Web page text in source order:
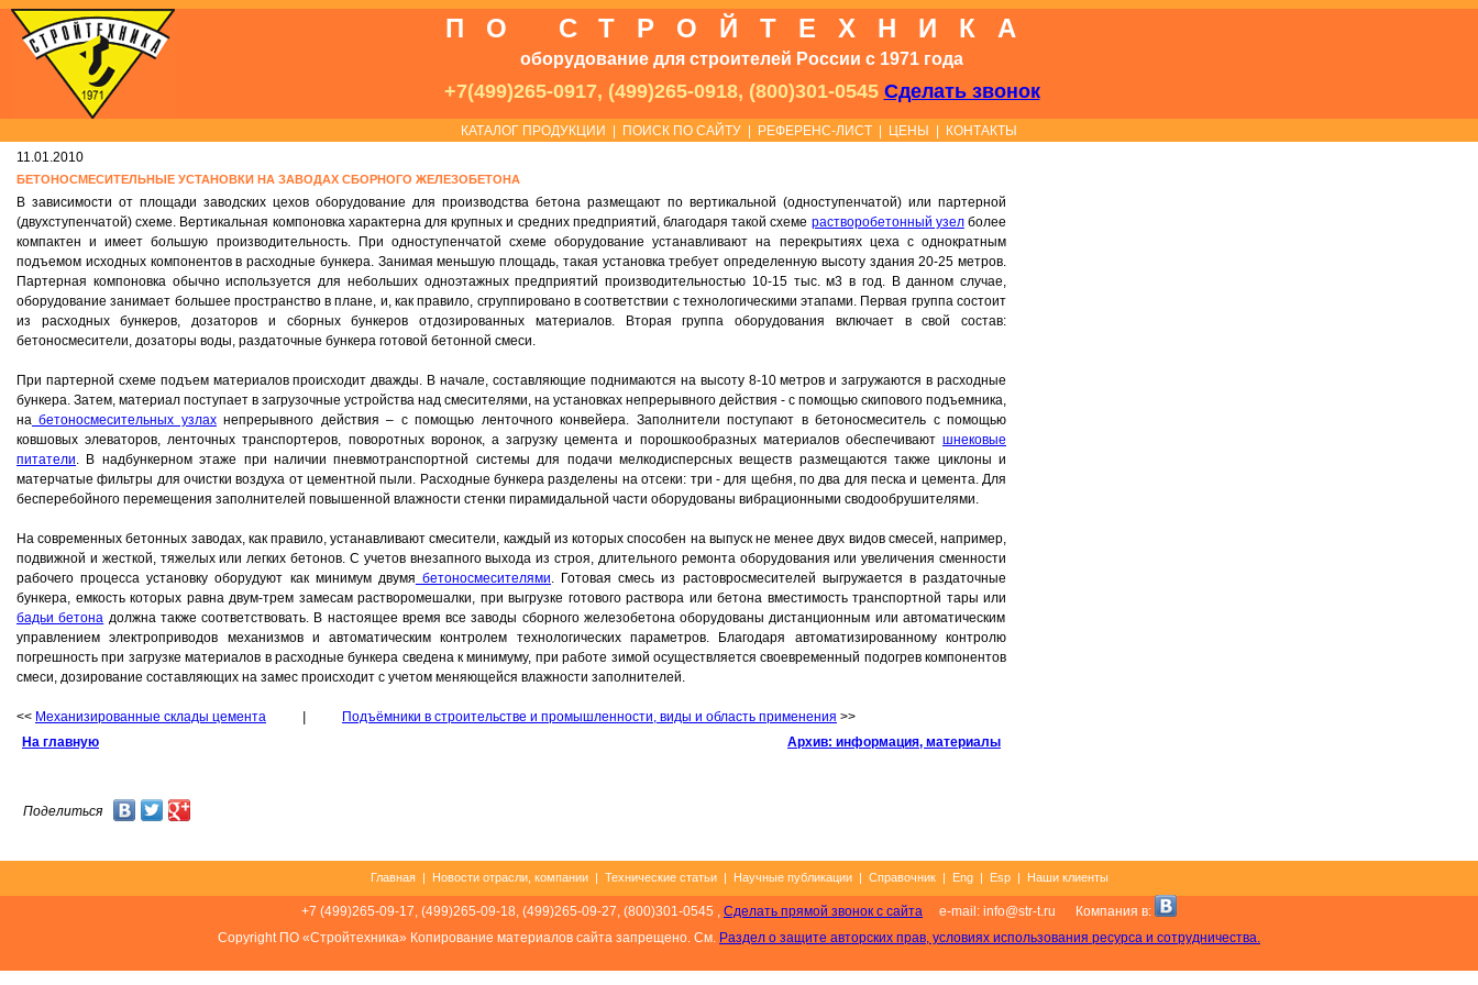
ПО СТРОЙТЕХНИКА
оборудование для строителей России с 1971 года
+7(499)265-0917, (499)265-0918, (800)301-0545 Сделать звонок
КАТАЛОГ ПРОДУКЦИИ ПОИСК ПО САЙТУ РЕФЕРЕНС-ЛИСТ ЦЕНЫ
КОНТАКТЫ
11.01.2010
БЕТОНОСМЕСИТЕЛЬНЫЕ УСТАНОВКИ НА ЗАВОДАХ СБОРНОГО ЖЕЛЕЗОБЕТОНА
В зависимости от площади заводских цехов оборудование для производства бетона размещают по вертикальной (одноступенчатой) или партерной
(двухступенчатой) схеме. Вертикальная компоновка характерна для крупных и средних предприятий, благодаря такой схеме растворобетонный узелболее
компактен и имеет большую производительность. При одноступенчатой схеме оборудование устанавливают на перекрытиях цеха с однократным
подъемом исходных компонентов в расходные бункера. Занимая меньшую площадь, такая установка требует определенную высоту здания 20-25 метров.
Партерная компоновка обычно используется для небольших одноэтажных предприятий производительностью 10-15 тыс. м3 в год. В данном случае,
оборудование занимает большее пространство в плане, и, как правило, сгруппировано в соответствии с технологическими этапами. Первая группа состоит
из расходных бункеров, дозаторов и сборных бункеров отдозированных материалов. Вторая группа оборудования включает в свой состав:
бетоносмесители, дозаторы воды, раздаточные бункера готовой бетонной смеси.
При партерной схеме подъем материалов происходит дважды. В начале, составляющие поднимаются на высоту 8-10 метров и загружаются в расходные
бункера. Затем, материал поступает в загрузочные устройства над смесителями, на установках непрерывного действия - с помощью скипового подъемника,
на бетоносмесительных узлахнепрерывного действия – с помощью ленточного конвейера. Заполнители поступают в бетоносмеситель с помощью
ковшовых элеваторов, ленточных транспортеров, поворотных воронок, а загрузку цемента и порошкообразных материалов обеспечивают шнековые
питатели. В надбункерном этаже при наличии пневмотранспортной системы для подачи мелкодисперсных веществ размещаются также циклоны и
матерчатые фильтры для очистки воздуха от цементной пыли. Расходные бункера разделены на отсеки: три - для щебня, по два для песка и цемента. Для
бесперебойного перемещения заполнителей повышенной влажности стенки пирамидальной части оборудованы вибрационными сводообрушителями.
На современных бетонных заводах, как правило, устанавливают смесители, каждый из которых способен на выпуск не менее двух видов смесей, например,
подвижной и жесткой, тяжелых или легких бетонов. С учетов внезапного выхода из строя, длительного ремонта оборудования или увеличения сменности
рабочего процесса установку оборудуют как минимум двумя бетоносмесителями. Готовая смесь из растовросмесителей выгружается в раздаточные
бункера, емкость которых равна двум-трем замесам растворомешалки, при выгрузке готового раствора или бетона вместимость транспортной тары или
бадьи бетона должна также соответствовать. В настоящее время все заводы сборного железобетона оборудованы дистанционным или автоматическим
управлением электроприводов механизмов и автоматическим контролем технологических параметров. Благодаря автоматизированному контролю
погрешность при загрузке материалов в расходные бункера сведена к минимуму, при работе зимой осуществляется своевременный подогрев компонентов
смеси, дозирование составляющих на замес происходит с учетом меняющейся влажности заполнителей.
<< Механизированные склады цемента Подъёмники в строительстве и промышленности, виды и область применения >>
На главную
Архив: информация, материалы
Поделиться
Главная | Новости отрасли, компании | Технические статьи | Научные публикации | Справочник | Eng | Esp | Наши клиенты
+7 (499)265-09-17, (499)265-09-18, (499)265-09-27, (800)301-0545 , Сделать прямой звонок с сайта e-mail: info@str-t.ru Компания в:
Соpуright ПО «Стройтехника» Копирование материалов сайта запрещено. См. Раздел о защите авторских прав, условиях использования ресурса и сотрудничества.